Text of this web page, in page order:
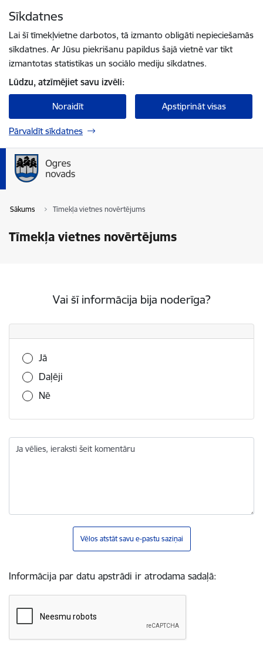
Sīkdatnes
Lai šī tīmekļvietne darbotos, tā izmanto obligāti nepieciešamās
sīkdatnes. Ar Jūsu piekrišanu papildus šajā vietnē var tikt
izmantotas statistikas un sociālo mediju sīkdatnes.
Lūdzu, atzīmējiet savu izvēli:
Noraidīt Apstiprināt visas
Pārvaldīt sīkdatnes
Sākums Tīmekļa vietnes novērtējums
Tīmekļa vietnes novērtējums
Vai šī informācija bija noderīga?
Vai šī informācija bija noderīga?
Jā
Daļēji
Nē
Ja vēlies, ieraksti šeit komentāru
Vēlos atstāt savu e-pastu saziņai
Informācija par datu apstrādi ir atrodama sadaļā: